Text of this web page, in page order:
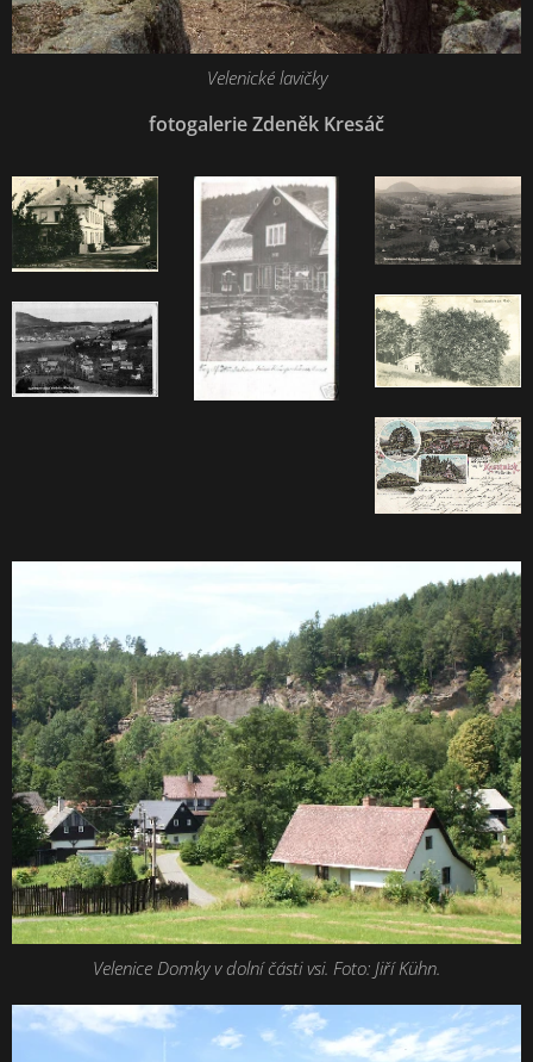
Velenické lavičky
fotogalerie Zdeněk Kresáč
Velenice Domky v dolní části vsi. Foto: Jiří Kühn.